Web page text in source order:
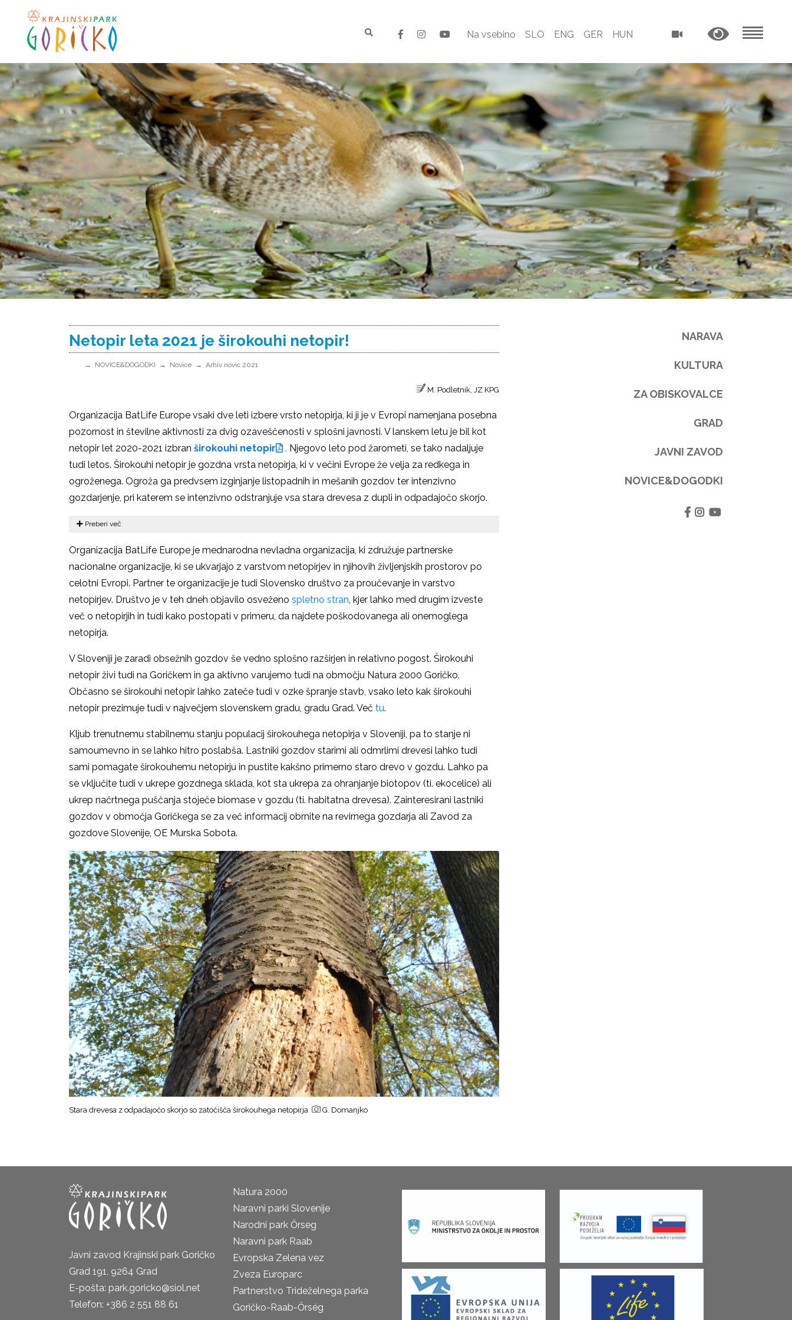
Na vsebino SLO ENG GER HUN
Netopir leta 2021 je širokouhi netopir!
NOVICE&DOGODKI Novice Arhiv novic 2021
M. Podletnik, JZ KPG
Organizacija BatLife Europe vsaki dve leti izbere vrsto netopirja, ki ji je v Evropi namenjana posebna
pozornost in številne aktivnosti za dvig ozaveščenosti v splošni javnosti. V lanskem letu je bil kot
netopir let 2020-2021 izbran širokouhi netopir . Njegovo leto pod žarometi, se tako nadaljuje
tudi letos. Širokouhi netopir je gozdna vrsta netopirja, ki v večini Evrope že velja za redkega in
ogroženega. Ogroža ga predvsem izginjanje listopadnih in mešanih gozdov ter intenzivno
gozdarjenje, pri katerem se intenzivno odstranjuje vsa stara drevesa z dupli in odpadajočo skorjo.
Preberi več
Organizacija BatLife Europe je mednarodna nevladna organizacija, ki združuje partnerske
nacionalne organizacije, ki se ukvarjajo z varstvom netopirjev in njihovih življenjskih prostorov po
celotni Evropi. Partner te organizacije je tudi Slovensko društvo za proučevanje in varstvo
netopirjev. Društvo je v teh dneh objavilo osveženo spletno stran, kjer lahko med drugim izveste
več o netopirjih in tudi kako postopati v primeru, da najdete poškodovanega ali onemoglega
netopirja.
V Sloveniji je zaradi obsežnih gozdov še vedno splošno razširjen in relativno pogost. Širokouhi
netopir živi tudi na Goričkem in ga aktivno varujemo tudi na območju Natura 2000 Goričko.
Občasno se širokouhi netopir lahko zateče tudi v ozke špranje stavb, vsako leto kak širokouhi
netopir prezimuje tudi v največjem slovenskem gradu, gradu Grad. Več tu.
Kljub trenutnemu stabilnemu stanju populacij širokouhega netopirja v Sloveniji, pa to stanje ni
samoumevno in se lahko hitro poslabša. Lastniki gozdov starimi ali odmrlimi drevesi lahko tudi
sami pomagate širokouhemu netopirju in pustite kakšno primerno staro drevo v gozdu. Lahko pa
se vključite tudi v ukrepe gozdnega sklada, kot sta ukrepa za ohranjanje biotopov (ti. ekocelice) ali
ukrep načrtnega puščanja stoječe biomase v gozdu (ti. habitatna drevesa). Zainteresirani lastniki
gozdov v območja Goričkega se za več informacij obrnite na revirnega gozdarja ali Zavod za
gozdove Slovenije, OE Murska Sobota.
Stara drevesa z odpadajočo skorjo so zatočišča širokouhega netopirja G. Domanjko
NARAVA
KULTURA
ZA OBISKOVALCE
GRAD
JAVNI ZAVOD
NOVICE&DOGODKI
Javni zavod Krajinski park Goričko
Grad 191, 9264 Grad
E-pošta: park.goricko@siol.net
Telefon: +386 2 551 88 61
Natura 2000
Naravni parki Slovenije
Narodni park Őrseg
Naravni park Raab
Evropska Zelena vez
Zveza Europarc
Partnerstvo Trideželnega parka
Goričko-Raab-Őrség